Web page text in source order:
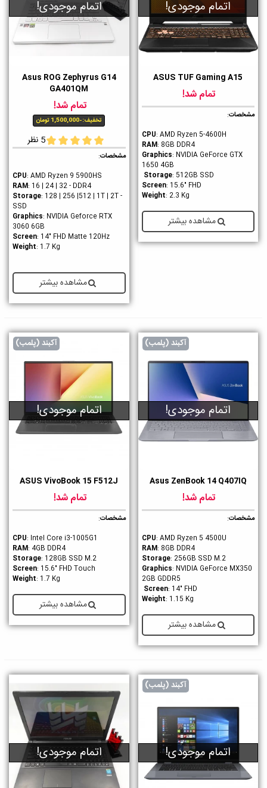
اتمام موجودی!
ASUS TUF Gaming A15
تمام شد!
مشخصات:
CPU: AMD Ryzen 5-4600H
RAM: 8GB DDR4
Graphics: NVIDIA GeForce GTX
1650 4GB
Storage: 512GB SSD
Screen: 15.6" FHD
Weight: 2.3 Kg
مشاهده بیشتر
اتمام موجودی!
Asus ROG Zephyrus G14
GA401QM
تمام شد!
تخفیف:-1,500,000 تومان
5 نظر
مشخصات:
CPU: AMD Ryzen 9 5900HS
RAM: 16 | 24 | 32 - DDR4
Storage: 128 | 256 |512 | 1T | 2T -
SSD
Graphics: NVIDIA Geforce RTX
3060 6GB
Screen: 14" FHD Matte 120Hz
Weight: 1.7 Kg
مشاهده بیشتر
آکبند (پلمب)
اتمام موجودی!
Asus ZenBook 14 Q407IQ
تمام شد!
مشخصات:
CPU: AMD Ryzen 5 4500U
RAM: 8GB DDR4
Storage: 256GB SSD M.2
Graphics: NVIDIA GeForce MX350
2GB GDDR5
Screen: 14" FHD
Weight: 1.15 Kg
مشاهده بیشتر
آکبند (پلمب)
اتمام موجودی!
ASUS VivoBook 15 F512J
تمام شد!
مشخصات:
CPU: Intel Core i3-1005G1
RAM: 4GB DDR4
Storage: 128GB SSD M.2
Screen: 15.6" FHD Touch
Weight: 1.7 Kg
مشاهده بیشتر
آکبند (پلمب)
اتمام موجودی! اتمام موجودی!